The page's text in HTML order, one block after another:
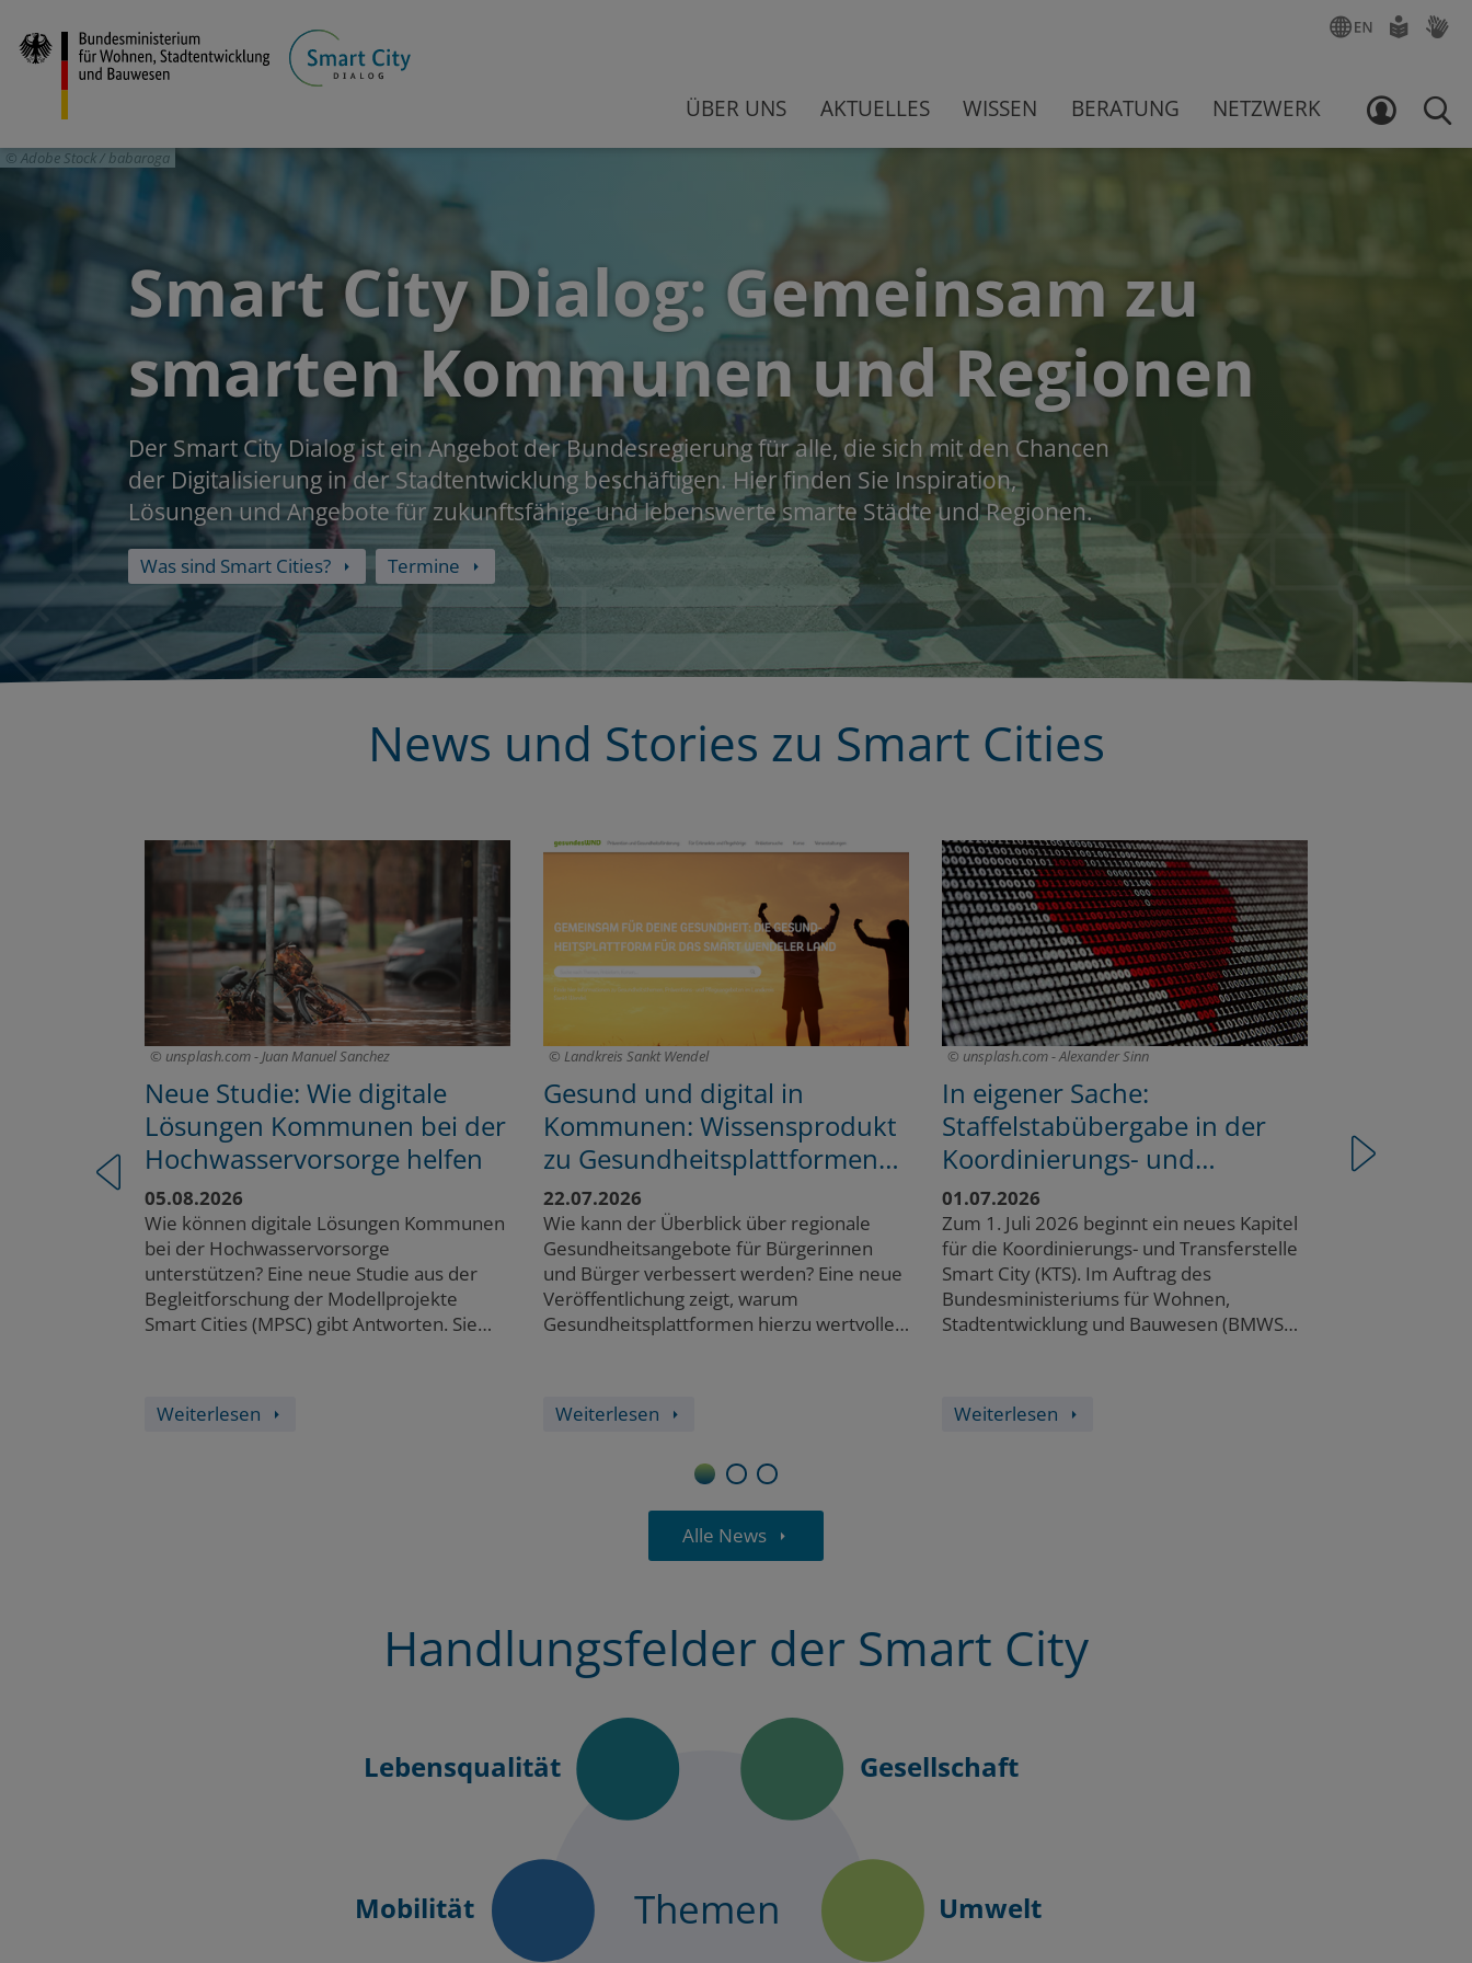
zum
Inhalt
ÜBER UNS AKTUELLES WISSEN BERATUNG NETZWERK
ENGLISCHLEICHTE
LOGIN
Adobe Stock / babaroga
Smart City Dialog: Gemeinsam zu
smarten Kommunen und Regionen
Der Smart City Dialog ist ein Angebot der Bundesregierung für alle, die sich mit den Chancen
der Digitalisierung in der Stadtentwicklung beschäftigen. Hier finden Sie Inspiration,
Lösungen und Angebote für zukunftsfähige und lebenswerte smarte Städte und Regionen.
Was sind Smart Cities? Termine
News und Stories zu Smart Cities
unsplash.com - Juan Manuel Sanchez
Neue Studie: Wie digitale
Lösungen Kommunen bei der
Hochwasservorsorge helfen
05.08.2026
Wie können digitale Lösungen Kommunen
bei der Hochwasservorsorge
unterstützen? Eine neue Studie aus der
Begleitforschung der Modellprojekte
Smart Cities (MPSC) gibt Antworten. Sie
Weiterlesen
Landkreis Sankt Wendel
Gesund und digital in
Kommunen: Wissensprodukt
zu Gesundheitsplattformen
für die kommunale
Gesundheitsversorgung
22.07.2026
Wie kann der Überblick über regionale
Gesundheitsangebote für Bürgerinnen
und Bürger verbessert werden? Eine neue
Veröffentlichung zeigt, warum
Gesundheitsplattformen hierzu wertvolle
Weiterlesen
unsplash.com - Alexander Sinn
In eigener Sache:
Staffelstabübergabe in der
Koordinierungs- und
Transferstelle Smart City
01.07.2026
Zum 1. Juli 2026 beginnt ein neues Kapitel
für die Koordinierungs- und Transferstelle
Smart City (KTS). Im Auftrag des
Bundesministeriums für Wohnen,
Stadtentwicklung und Bauwesen (BMWSB)
Weiterlesen
Open-
22.06.2026
Alle News
Handlungsfelder der Smart City
Themen
Gesellschaft
Umwelt
Lebensqualität
Mobilität